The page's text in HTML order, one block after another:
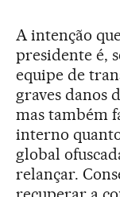
A intenção
presidente é,
equipe de
graves danos
mas também
interno
global
relançar.